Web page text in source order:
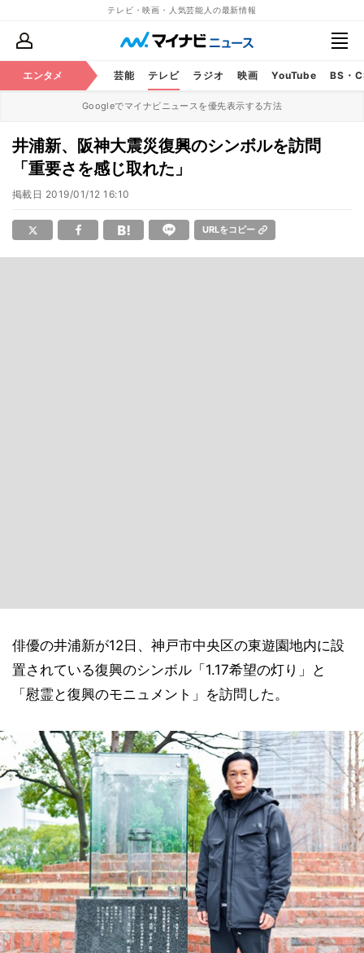
テレビ・映画・人気芸能人の最新情報
エンタメ 芸能 テレビ ラジオ 映画 YouTube BS・
Googleでマイナビニュースを優先表示する方法
井浦新、阪神大震災復興のシンボルを訪問
「重要さを感じ取れた」
掲載日 2019/01/12 16:10
URLをコピー
俳優の井浦新が12日、神戸市中央区の東遊園地内に設
置されている復興のシンボル「1.17希望の灯り」と
「慰霊と復興のモニュメント」を訪問した。